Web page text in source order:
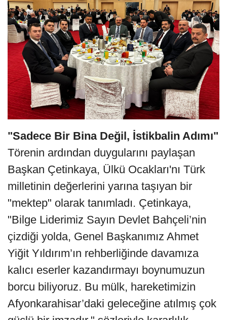
"Sadece Bir Bina Değil, İstikbalin Adımı"
Törenin ardından duygularını paylaşan
Başkan Çetinkaya, Ülkü Ocakları'nı Türk
milletinin değerlerini yarına taşıyan bir
"mektep" olarak tanımladı. Çetinkaya,
"Bilge Liderimiz Sayın Devlet Bahçeli’nin
çizdiği yolda, Genel Başkanımız Ahmet
Yiğit Yıldırım’ın rehberliğinde davamıza
kalıcı eserler kazandırmayı boynumuzun
borcu biliyoruz. Bu mülk, hareketimizin
Afyonkarahisar’daki geleceğine atılmış çok